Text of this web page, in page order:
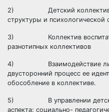
2) Детский коллектив –
структуры и психологической
3) Коллектив
разнотипных коллективов
4) Взаимодействие
двусторонний процесс ее
обособление в коллективе.
5) В управлении детским
аспекта: социально-